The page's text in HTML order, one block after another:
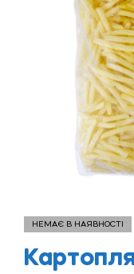
НЕМАЄ В НАЯВНОСТІ